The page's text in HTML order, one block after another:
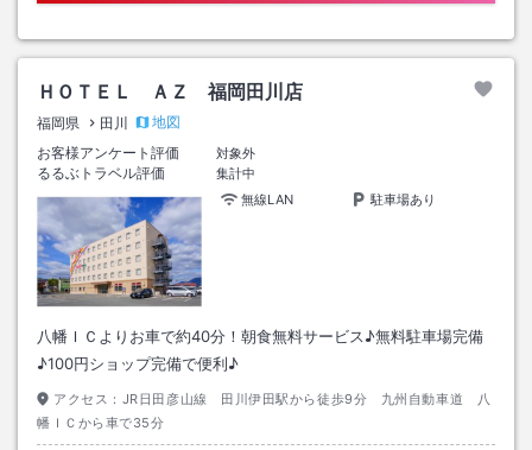
ＨＯＴＥＬ ＡＺ 福岡田川店
福岡県 田川
地図
お客様アンケート評価
対象外
るるぶトラベル評価
集計中
無線LAN
駐車場あり
八幡ＩＣよりお車で約40分！朝食無料サービス♪無料駐車場完備
♪100円ショップ完備で便利♪
アクセス： JR日田彦山線 田川伊田駅から徒歩9分 九州自動車道 八
幡ＩＣから車で35分